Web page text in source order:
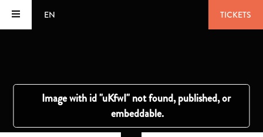
EN TICKETS